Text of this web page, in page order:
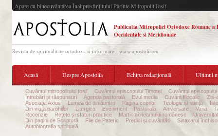
Apare cu binecuvântarea Înaltpresfinţitului Părinte Mitropolit Iosif
Publicatia Mitropoliei Ortodoxe Române a
Occidentale si Meridionale
Revista de spiritualitate ortodoxa si informare - www.apostolia.eu
Acasă Despre Apostolia Echipa redacțională Ultimul
Cuvântul mitropolitului Iosif Cuvântul episcopului Timotei
Cuvântul episcopului
Întrebări și răspunsuri
Agenda pastorală Evul media Cuvânt filocalic
Zis-
Asociația Axios
Lumea de dinlăuntru Pagina copiilor Teologie și stiință
Din viața parohiilor
Liturgica Eveniment Pastorala Aniversare Varia
Recenzie
Rețete și sfaturi practice Martiri ai neamului românesc
Din pagini de Scriptură
File de Pateric Predici și cuvântări
Sinaxarul
Autobiografia spirituală